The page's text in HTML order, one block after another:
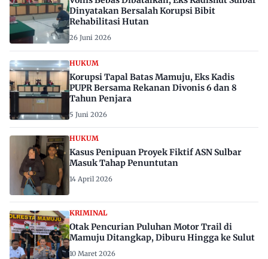
Dinyatakan Bersalah Korupsi Bibit
Rehabilitasi Hutan
26 Juni 2026
HUKUM
Korupsi Tapal Batas Mamuju, Eks Kadis
PUPR Bersama Rekanan Divonis 6 dan 8
Tahun Penjara
5 Juni 2026
HUKUM
Kasus Penipuan Proyek Fiktif ASN Sulbar
Masuk Tahap Penuntutan
14 April 2026
KRIMINAL
Otak Pencurian Puluhan Motor Trail di
Mamuju Ditangkap, Diburu Hingga ke Sulut
10 Maret 2026